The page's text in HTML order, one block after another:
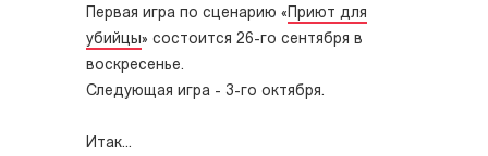
Первая игра по сценарию «Приют для
убийцы» состоится 26-го сентября в
воскресенье.
Следующая игра - 3-го октября.
Итак...